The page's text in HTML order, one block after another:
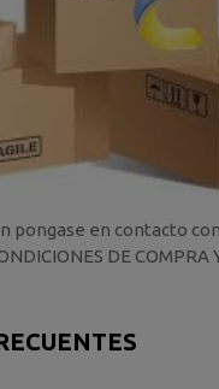
pongase en contacto
DE COMPRA